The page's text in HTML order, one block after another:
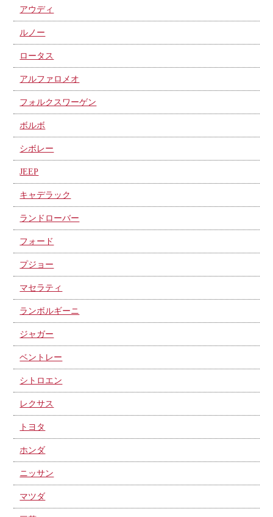
アウディ
ルノー
ロータス
アルファロメオ
フォルクスワーゲン
ボルボ
シボレー
JEEP
キャデラック
ランドローバー
フォード
プジョー
マセラティ
ランボルギーニ
ジャガー
ベントレー
シトロエン
レクサス
トヨタ
ホンダ
ニッサン
マツダ